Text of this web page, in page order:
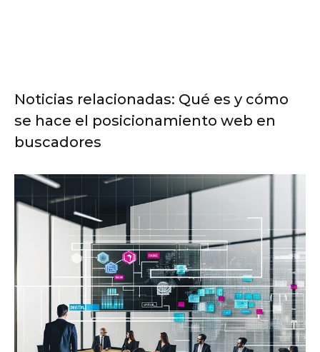
Noticias relacionadas: Qué es y cómo
se hace el posicionamiento web en
buscadores